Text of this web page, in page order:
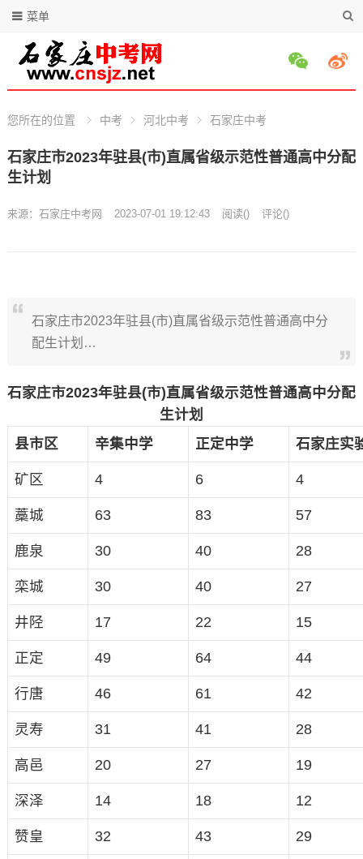
菜单
您所在的位置 中考 河北中考 石家庄中考
石家庄市2023年驻县(市)直属省级示范性普通高中分配
生计划
来源： 石家庄中考网 2023-07-01 19:12:43 阅读() 评论()
石家庄市2023年驻县(市)直属省级示范性普通高中分
配生计划…
石家庄市2023年驻县(市)直属省级示范性普通高中分配
生计划
县市区
辛集中学 正定中学 石家庄实
矿区 4 6 4
藁城 63 83 57
鹿泉 30 40 28
栾城 30 40 27
井陉 17 22 15
正定 49 64 44
行唐 46 61 42
灵寿 31 41 28
高邑 20 27 19
深泽 14 18 12
赞皇 32 43 29